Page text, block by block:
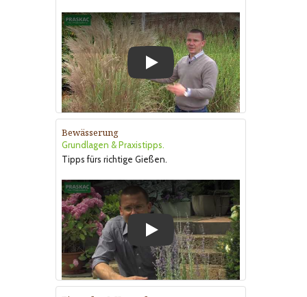
Bewässerung
Grundlagen & Praxistipps.
Tipps fürs richtige Gießen.